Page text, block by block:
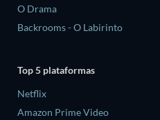
O Drama
Backrooms - O Labirinto
Top 5 plataformas
Netflix
Amazon Prime Video